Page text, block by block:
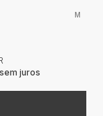
M
sem juros